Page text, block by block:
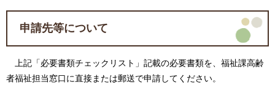
申請先等について
上記「必要書類チェックリスト」記載の必要書類を、福祉課高齢
者福祉担当窓口に直接または郵送で申請してください。